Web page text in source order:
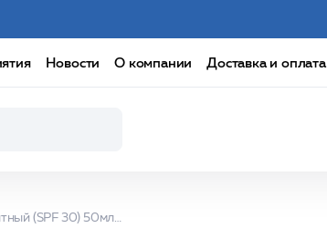
Новости О компании Доставка и оплата